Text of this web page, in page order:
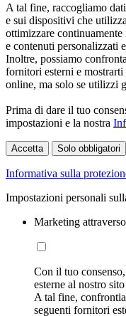
A tal fine, raccogliamo
e sui dispositivi che
ottimizzare
e contenuti personalizzati
Inoltre, possiamo
fornitori esterni e
online, ma solo se utilizzi
Prima di dare il tuo
impostazioni e la nostra
Accetta Solo obbligatori
Informativa sulla
Impostazioni personali
Marketing
Con il tuo
esterne al nostro
A tal fine,
seguenti fornitori